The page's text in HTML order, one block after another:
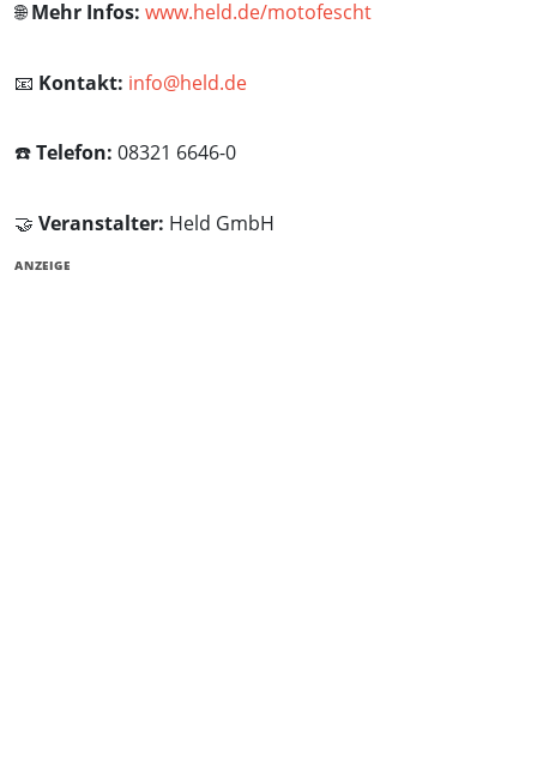
🌐Mehr Infos: www.held.de/motofescht
📧 Kontakt: info@held.de
☎️Telefon: 08321 6646-0
🤝 Veranstalter: Held GmbH
ANZEIGE